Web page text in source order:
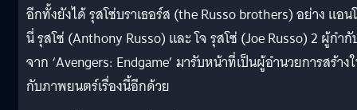
อีกทั้งยังได้ รุสโซ่บราเธอร์ส (the Russo brothers) อย่าง แอน
นี่ รุสโซ่ (Anthony Russo) และ โจ รุสโซ่ (Joe Russo) 2 ผู้กำ
จาก ‘Avengers: Endgame’ มารับหน้าที่เป็นผู้อำนวยการสร้าง
กับภาพยนตร์เรื่องนี้อีกด้วย